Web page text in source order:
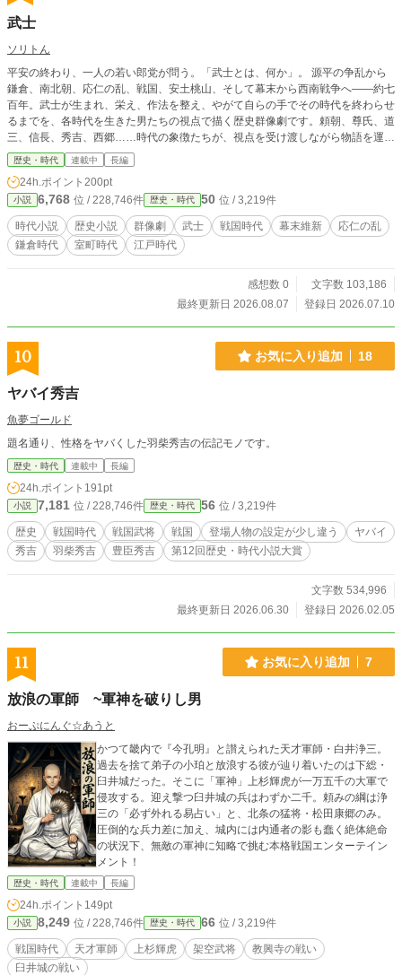
武士
ソリトん
平安の終わり、一人の若い郎党が問う。「武士とは、何か」。 源平の争乱から
鎌倉、南北朝、応仁の乱、戦国、安土桃山、そして幕末から西南戦争へ——約七
百年。武士が生まれ、栄え、作法を整え、やがて自らの手でその時代を終わらせ
るまでを、各時代を生きた男たちの視点で描く歴史群像劇です。頼朝、尊氏、道
三、信長、秀吉、西郷……時代の象徴たちが、視点を受け渡しながら物語を運び
ます。 土地のために戦い、土地を恩賞として頂く——それが、武士でした。だ
が信長は土地を一個の茶碗に変え、秀吉は検地と刀狩で武士と百姓を永遠に分
け、泰平の世は、ついに刀を飾りに変えていく。「武士とは何か」という問いの
答えは、時代ごとに、姿を変えていきます。 そして物語は、武士たちがそれぞ
れの時代に遺した「武士とは――」という言葉を束ねていきます。
歴史・時代 連載中 長編
24h.ポイント 200pt
小説 6,768 位 / 228,746件 歴史・時代 50 位 / 3,219件
時代小説 歴史小説 群像劇 武士 戦国時代 幕末維新
応仁の乱
鎌倉時代
室町時代 江戸時代
感想数 0
文字数 103,186
最終更新日 2026.08.07
登録日 2026.07.10
10 お気に入り追加 18
ヤバイ秀吉
魚夢ゴールド
題名通り、性格をヤバくした羽柴秀吉の伝記モノです。
歴史・時代 連載中 長編
24h.ポイント 191pt
小説 7,181 位 / 228,746件 歴史・時代 56 位 / 3,219件
歴史 戦国時代 戦国武将 戦国 登場人物の設定が少し違う
ヤバイ
秀吉
羽柴秀吉 豊臣秀吉 第12回歴史・時代小説大賞
文字数 534,996
最終更新日 2026.06.30
登録日 2026.02.05
11 お気に入り追加 7
放浪の軍師 ~軍神を破りし男
おーぷにんぐ☆あうと
かつて畿内で『今孔明』と讃えられた天才軍師・白井浄三。
過去を捨て弟子の小珀と放浪する彼が辿り着いたのは下総・
臼井城だった。そこに「軍神」上杉輝虎が一万五千の大軍で
侵攻する。迎え撃つ臼井城の兵はわずか二千。頼みの綱は浄
三の「必ず外れる易占い」と、北条の猛将・松田康郷のみ。
圧倒的な兵力差に加え、城内には内通者の影も蠢く絶体絶命
の状況下、無敵の軍神に知略で挑む本格戦国エンターテイン
メント！
歴史・時代 連載中 長編
24h.ポイント 149pt
小説 8,249 位 / 228,746件 歴史・時代 66 位 / 3,219件
戦国時代 天才軍師 上杉輝虎 架空武将
教興寺の戦い
臼井城の戦い